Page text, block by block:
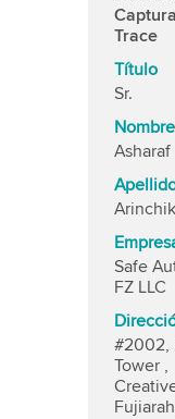
Trace
Título
Sr.
Nombre
Asharaf
Safe
FZ LLC
#2002,
Tower ,